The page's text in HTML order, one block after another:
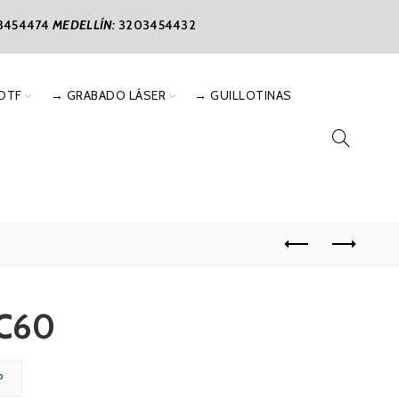
MEDELLÍN: 3203454432
→ GRABADO LÁSER → GUILLOTINAS